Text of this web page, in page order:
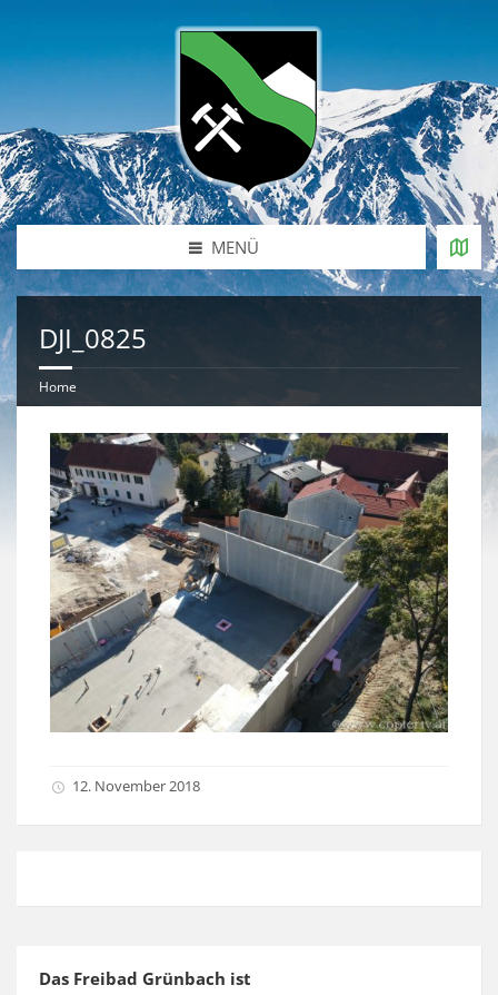
MENÜ
DJI_0825
Home
12. November 2018
Das Freibad Grünbach ist